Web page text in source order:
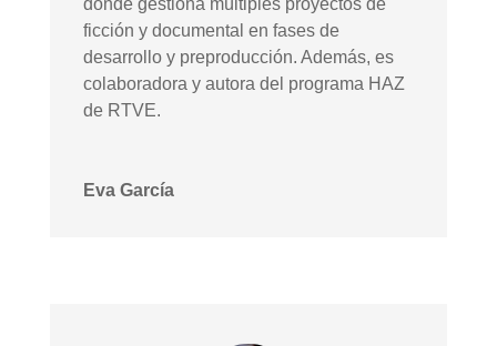
ficción y documental en fases de
desarrollo y preproducción. Además, es
colaboradora y autora del programa HAZ
de RTVE.
Eva García